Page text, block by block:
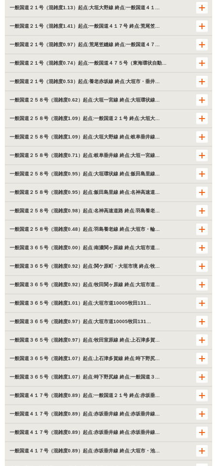
一般国道２１号（混雑度1.13）起点:大垣大野線 終点:一般国道４１…
一般国道２１号（混雑度1.41）起点:一般国道４１７号 終点:荒尾笠…
一般国道２１号（混雑度0.97）起点:荒尾笠縫線 終点:一般国道４７…
一般国道２１号（混雑度0.74）起点:一般国道４７５号（東海環状自動…
一般国道２１号（混雑度0.53）起点:養老赤坂線 終点:大垣市・垂井…
一般国道２５８号（混雑度0.62）起点:大垣一宮線 終点:大垣環状線…
一般国道２５８号（混雑度1.09）起点:一般国道２１号 終点:大垣大…
一般国道２５８号（混雑度1.09）起点:大垣大野線 終点:岐阜垂井線…
一般国道２５８号（混雑度0.71）起点:岐阜垂井線 終点:大垣一宮線…
一般国道２５８号（混雑度0.95）起点:大垣環状線 終点:飯田島里線…
一般国道２５８号（混雑度0.95）起点:飯田島里線 終点:名神高速道…
一般国道２５８号（混雑度0.98）起点:名神高速道路 終点:羽島養老…
一般国道２５８号（混雑度0.48）起点:羽島養老線 終点:大垣市・輪…
一般国道３６５号（混雑度0.00）起点:南濃関ヶ原線 終点:大垣市道…
一般国道３６５号（混雑度0.92）起点:関ケ原町・大垣市境 終点:牧…
一般国道３６５号（混雑度0.92）起点:牧田関ヶ原線 終点:大垣市道…
一般国道３６５号（混雑度1.01）起点:大垣市道10005牧田131…
一般国道３６５号（混雑度0.97）起点:大垣市道10005牧田131…
一般国道３６５号（混雑度0.97）起点:牧田室原線 終点:上石津多賀…
一般国道３６５号（混雑度1.07）起点:上石津多賀線 終点:時下野尻…
一般国道３６５号（混雑度1.07）起点:時下野尻線 終点:一般国道３…
一般国道４１７号（混雑度0.89）起点:一般国道２１号 終点:赤坂垂…
一般国道４１７号（混雑度0.89）起点:赤坂垂井線 終点:赤坂垂井線…
一般国道４１７号（混雑度0.89）起点:赤坂垂井線 終点:赤坂垂井線…
一般国道４１７号（混雑度0.89）起点:赤坂垂井線 終点:大垣市・池…